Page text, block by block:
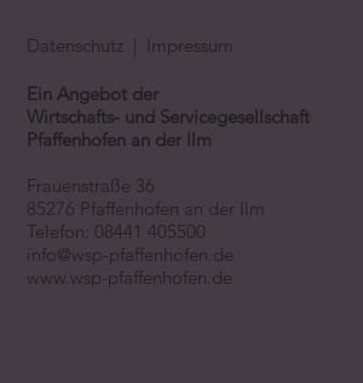
Ein Angebot der
Wirtschafts- und Servicegesellschaft
Pfaffenhofen an der Ilm
Frauenstraße 36
85276 Pfaffenhofen an der Ilm
Telefon:08441 405500
info@wsp-pfaffenhofen.de
www.wsp-pfaffenhofen.de
Datenschutz | Impressum